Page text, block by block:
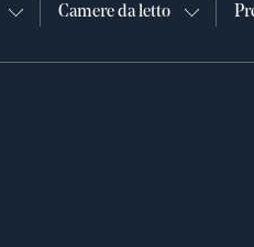
Camere da letto